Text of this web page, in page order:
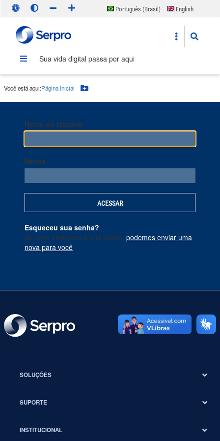
Português (Brasil)
English
Sua vida digital passa por aqui
Você está aqui:Página Inicial Botão Menu
Nome do Usuário
Senha
Esqueceu sua senha?
Se você esqueceu a sua senha, podemos enviar uma
nova para você
SOLUÇÕES
SUPORTE
INSTITUCIONAL